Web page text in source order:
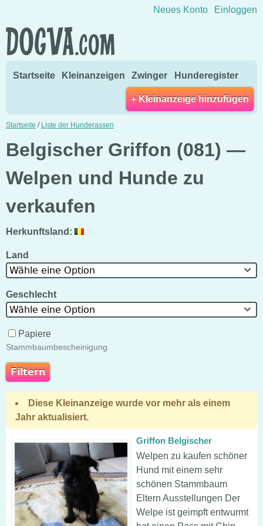
Direkt zum Inhalt wechseln
Neues Konto Einloggen
Startseite Kleinanzeigen Zwinger Hunderegister
+ Kleinanzeige hinzufügen
Startseite / Liste der Hunderassen
Belgischer Griffon (081) —
Welpen und Hunde zu
verkaufen
Herkunftsland:
Land
Wähle eine Option
Geschlecht
Wähle eine Option
Papiere
Stammbaumbescheinigung.
Diese Kleinanzeige wurde vor mehr als einem
Jahr aktualisiert.
Griffon Belgischer
Welpen zu kaufen schöner
Hund mit einem sehr
schönen Stammbaum
Eltern Ausstellungen Der
Welpe ist geimpft entwurmt